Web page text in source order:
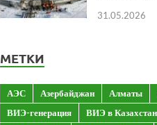
31.05.2026
МЕТКИ
АЭС Азербайджан Алматы
ВИЭ-генерация
ВИЭ в